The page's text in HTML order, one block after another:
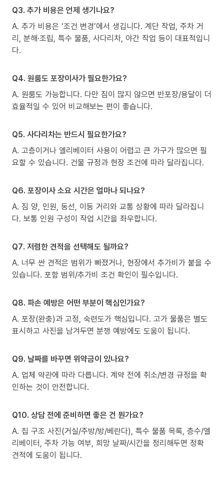
Q3. 추가 비용은 언제 생기나요?
A. 추가 비용은 ‘조건 변경’에서 생깁니다. 계단 작업, 주차 거
리, 분해·조립, 특수 물품, 사다리차, 야간 작업 등이 대표적입니
다.
Q4. 원룸도 포장이사가 필요한가요?
A. 원룸도 가능합니다. 다만 짐이 많지 않으면 반포장/용달이 더
효율적일 수 있어 비교해보는 편이 좋습니다.
Q5. 사다리차는 반드시 필요한가요?
A. 고층이거나 엘리베이터 사용이 어렵고 큰 가구가 많으면 필
요할 수 있습니다. 건물 규정과 현장 조건에 따라 달라집니다.
Q6. 포장이사 소요 시간은 얼마나 되나요?
A. 짐 양, 인원, 동선, 이동 거리와 교통 상황에 따라 달라집니
다. 보통 인원 구성이 작업 시간을 좌우합니다.
Q7. 저렴한 견적을 선택해도 될까요?
A. 너무 싼 견적은 범위가 빠졌거나, 현장에서 추가비가 붙을 수
있습니다. 포함 범위/추가비 조건 확인이 필수입니다.
Q8. 파손 예방은 어떤 부분이 핵심인가요?
A. 포장(완충)과 고정, 숙련도가 핵심입니다. 고가 물품은 별도
표시하고 사진을 남겨두면 분쟁 예방에도 도움이 됩니다.
Q9. 날짜를 바꾸면 위약금이 있나요?
A. 업체 약관에 따라 다릅니다. 계약 전에 취소/변경 규정을 확
인하는 것이 안전합니다.
Q10. 상담 전에 준비하면 좋은 건 뭔가요?
A. 집 구조 사진(거실/주방/방/베란다), 특수 물품 목록, 층수/엘
리베이터, 주차 가능 여부, 희망 날짜/시간을 정리해두면 정확
견적에 도움이 됩니다.